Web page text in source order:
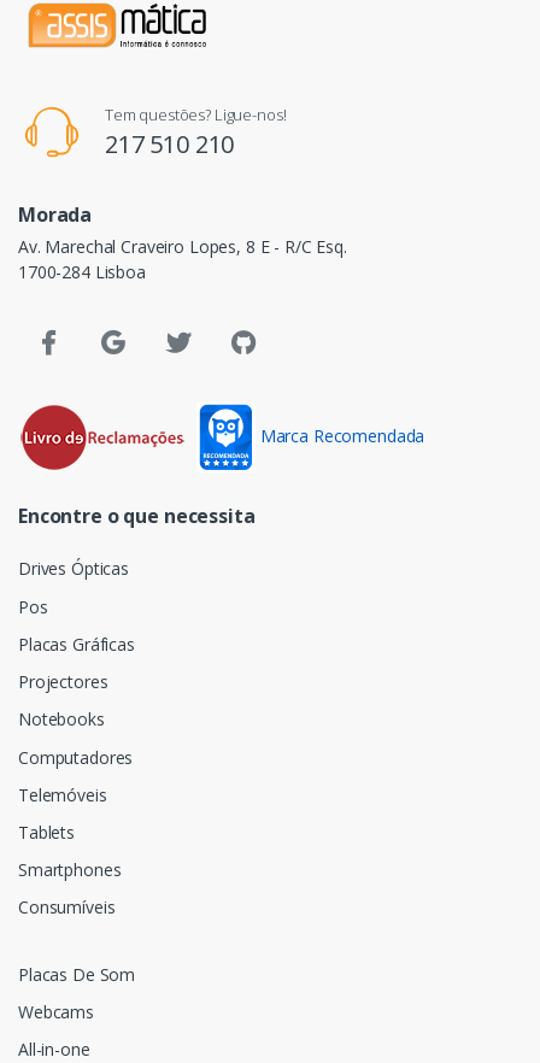
Tem questões? Ligue-nos!
217 510 210
Morada
Av. Marechal Craveiro Lopes, 8 E - R/C Esq.
1700-284 Lisboa
Marca Recomendada
Encontre o que necessita
Drives Ópticas
Pos
Placas Gráficas
Projectores
Notebooks
Computadores
Telemóveis
Tablets
Smartphones
Consumíveis
Placas De Som
Webcams
All-in-one